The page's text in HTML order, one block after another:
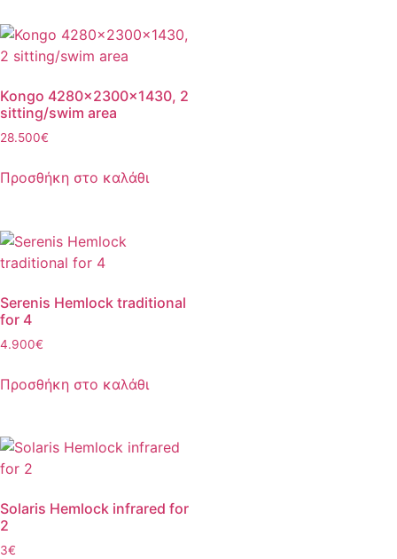
Kongo 4280x2300x1430, 2
sitting/swim area
28.500€
Προσθήκη στο καλάθι
Serenis Hemlock traditional
for 4
4.900€
Προσθήκη στο καλάθι
Solaris Hemlock infrared for
2
3€